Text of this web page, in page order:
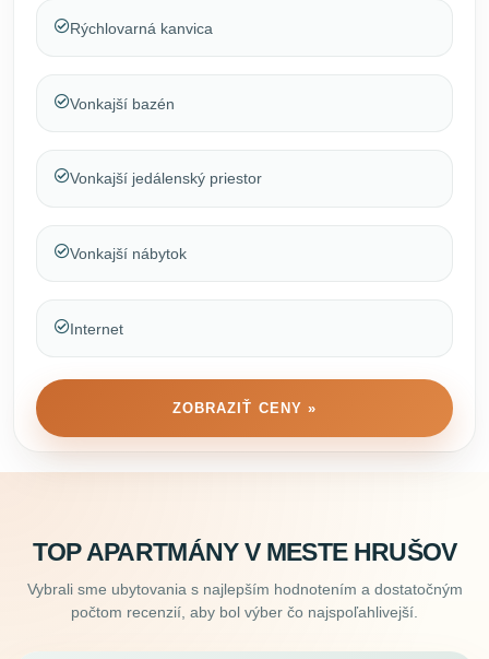
Rýchlovarná kanvica
Vonkajší bazén
Vonkajší jedálenský priestor
Vonkajší nábytok
Internet
ZOBRAZIŤ CENY »
TOP APARTMÁNY V MESTE HRUŠOV
Vybrali sme ubytovania s najlepším hodnotením a dostatočným
počtom recenzií, aby bol výber čo najspoľahlivejší.